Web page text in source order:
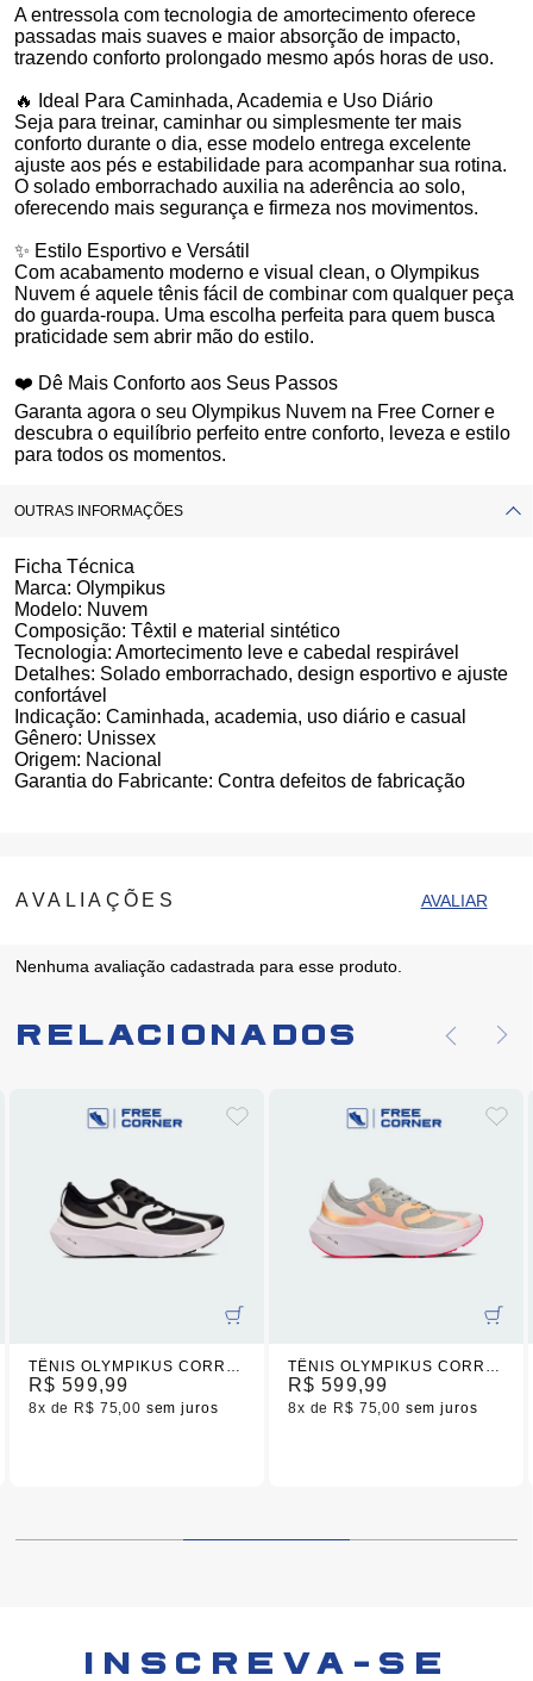
A entressola com tecnologia de amortecimento oferece
passadas mais suaves e maior absorção de impacto,
trazendo conforto prolongado mesmo após horas de uso.
🔥 Ideal Para Caminhada, Academia e Uso Diário
Seja para treinar, caminhar ou simplesmente ter mais
conforto durante o dia, esse modelo entrega excelente
ajuste aos pés e estabilidade para acompanhar sua rotina.
O solado emborrachado auxilia na aderência ao solo,
oferecendo mais segurança e firmeza nos movimentos.
✨ Estilo Esportivo e Versátil
Com acabamento moderno e visual clean, o Olympikus
Nuvem é aquele tênis fácil de combinar com qualquer peça
do guarda-roupa. Uma escolha perfeita para quem busca
praticidade sem abrir mão do estilo.
❤️ Dê Mais Conforto aos Seus Passos
Garanta agora o seu Olympikus Nuvem na Free Corner e
descubra o equilíbrio perfeito entre conforto, leveza e estilo
para todos os momentos.
OUTRAS INFORMAÇÕES
Ficha Técnica
Marca: Olympikus
Modelo: Nuvem
Composição: Têxtil e material sintético
Tecnologia: Amortecimento leve e cabedal respirável
Detalhes: Solado emborrachado, design esportivo e ajuste
confortável
Indicação: Caminhada, academia, uso diário e casual
Gênero: Unissex
Origem: Nacional
Garantia do Fabricante: Contra defeitos de fabricação
Nenhuma avaliação cadastrada para esse produto.
Relacionados
TÊNIS OLYMPIKUS CORRE 5 PRETO/BRANCO
R$ 599,99
8x R$ 75,00 sem juros
TÊNIS OLYMPIKUS CORRE 5 CINZA/BRANCO
R$ 599,99
8x R$ 75,00 sem juros
INSCREVA-SE